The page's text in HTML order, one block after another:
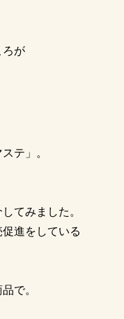
ろが
テ」。
てみました。
進をしている
で。